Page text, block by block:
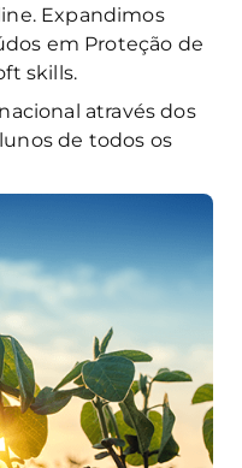
Expandimos
em Proteção de
skills.
através dos
de todos os